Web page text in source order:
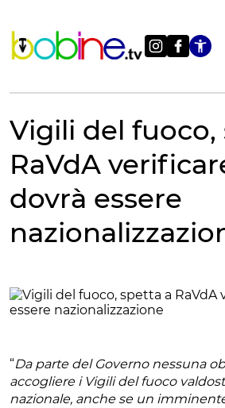
contenuto
Vigili del fuoco,
RaVdA
dovrà essere
“Da parte del Governo nessuna
accogliere i Vigili del fuoco
nazionale, anche se un